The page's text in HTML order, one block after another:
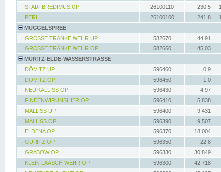
STADTBREDIMUS OP
26100110 230.5
PERL
26100100 241.8
MÜGGELSPREE
GROSSE TRÄNKE WEHR UP
582670
44.91
GROSSE TRÄNKE WEHR OP
582660
45.03
MÜRITZ-ELDE-WASSERSTRASSE
DÖMITZ UP
596460
0.9
DÖMITZ OP
596450
1.0
NEU KALLISS OP
596430
4.97
FINDENWIRUNSHIER OP
596410
5.838
MALLISS UP
596400
9.431
MALLISS OP
596390
9.507
ELDENA OP
596370
18.004
GÜRITZ OP
596350
22.8
GRABOW OP
596330
30.849
KLEIN LAASCH WEHR OP
596300
42.718